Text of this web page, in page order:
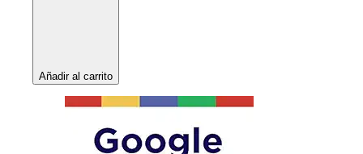
Añadir al carrito